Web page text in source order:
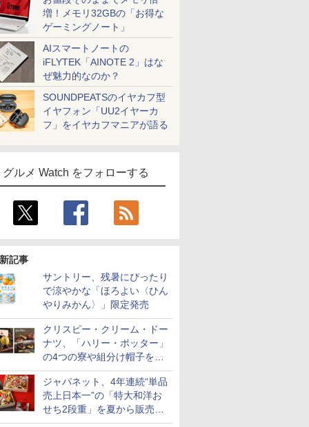
増！メモリ32GBの「お得な
ゲーミングノート」
AIスマートノートの
iFLYTEK「AINOTE 2」はな
ぜ魅力的なのか？
SOUNDPEATSのイヤカフ型
イヤフォン「UU2イヤーカ
フ」をイヤカフマニアが語る
グルメ Watch をフォローする
記事
サントリー、残暑にぴったり
で涼やかな「ほろよい〈ひん
やりみかん〉」限定発売
クリスピー・クリーム・ドー
ナツ、「ハリー・ポッター」
の4つの寮や組分け帽子をイ
メージしたドーナツなど発売
ジャパネット、4年連続“単品
売上日本一”の「特大和洋お
せち2段重」を夏から販売。
73品・年越しそば付き